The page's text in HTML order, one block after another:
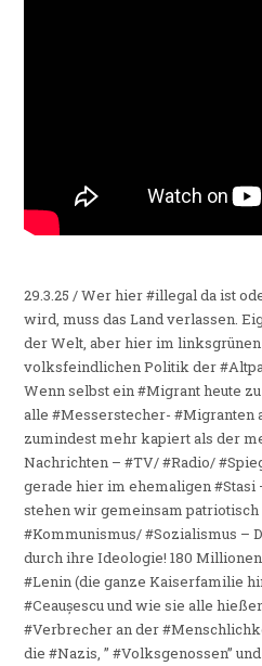
29.3.25 / Wer hier #illegal da ist
wird, muss das Land verlassen.
der Welt, aber hier im
volksfeindlichen Politik der
Wenn selbst ein #Migrant heute
alle #Messerstecher- #Migranten
zumindest mehr kapiert als der
Nachrichten – #TV/ #Radio/
gerade hier im ehemaligen #Stasi
stehen wir gemeinsam
#Kommunismus/ #Sozialismus –
durch ihre Ideologie! 180
#Lenin (die ganze Kaiserfamilie
#Ceaușescu und wie sie alle
#Verbrecher an der
die #Nazis, ” #Volksgenossen”